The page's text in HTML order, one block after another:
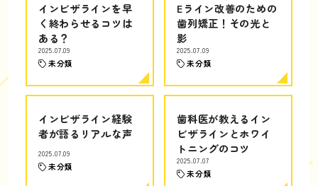
インビザラインを早
く終わらせるコツは
ある？
2025.07.09
未分類
Eライン改善のための
歯列矯正！その光と
影
2025.07.09
未分類
インビザライン経験
者が語るリアルな声
2025.07.09
未分類
歯科医が教えるイン
ビザラインとホワイ
トニングのコツ
2025.07.07
未分類